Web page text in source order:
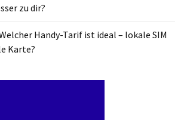
zu dir?
Handy-Tarif ist ideal – lokale SIM
Karte?